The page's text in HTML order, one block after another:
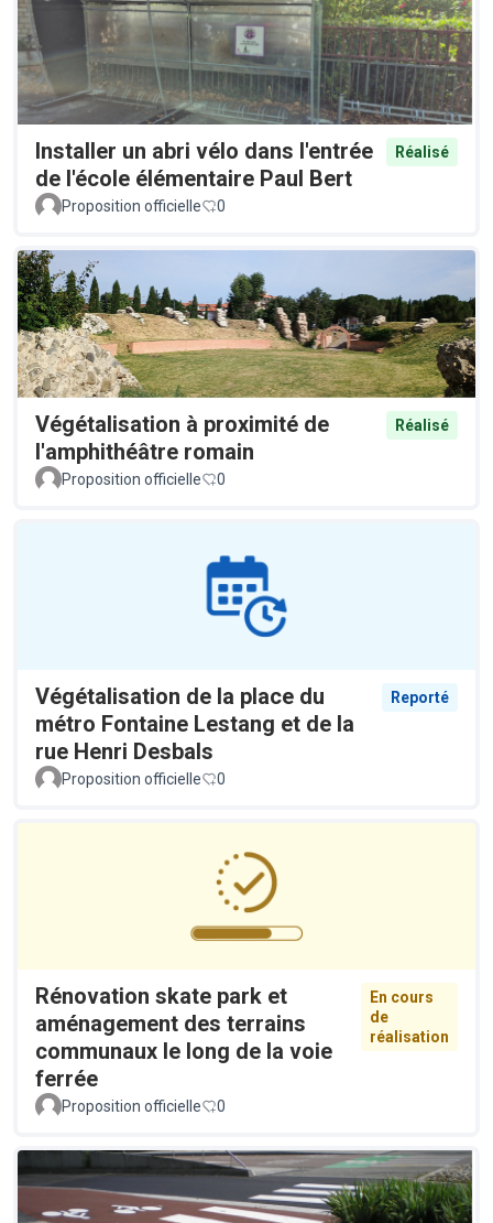
Installer un abri vélo dans l'entrée
de l'école élémentaire Paul Bert
Réalisé
Proposition officielle 0
Végétalisation à proximité de
l'amphithéâtre romain
Réalisé
Proposition officielle 0
Végétalisation de la place du
métro Fontaine Lestang et de la
rue Henri Desbals
Reporté
Proposition officielle 0
Rénovation skate park et
aménagement des terrains
communaux le long de la voie
ferrée
En cours
de
réalisation
Proposition officielle 0